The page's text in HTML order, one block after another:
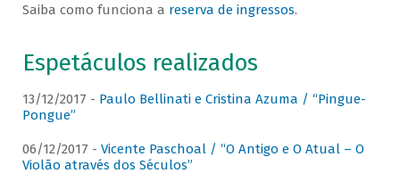
Saiba como funciona a reserva de ingressos.
Espetáculos realizados
13/12/2017 - Paulo Bellinati e Cristina Azuma / “Pingue-
Pongue”
06/12/2017 - Vicente Paschoal / “O Antigo e O Atual – O
Violão através dos Séculos”